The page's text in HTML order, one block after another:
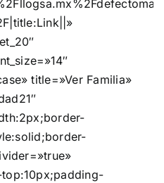
title=»Ver Familia»